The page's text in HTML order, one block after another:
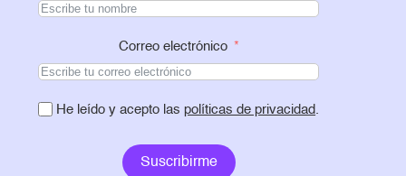
Correo electrónico
He leído y acepto laspolíticas de privacidad.
Suscribirme